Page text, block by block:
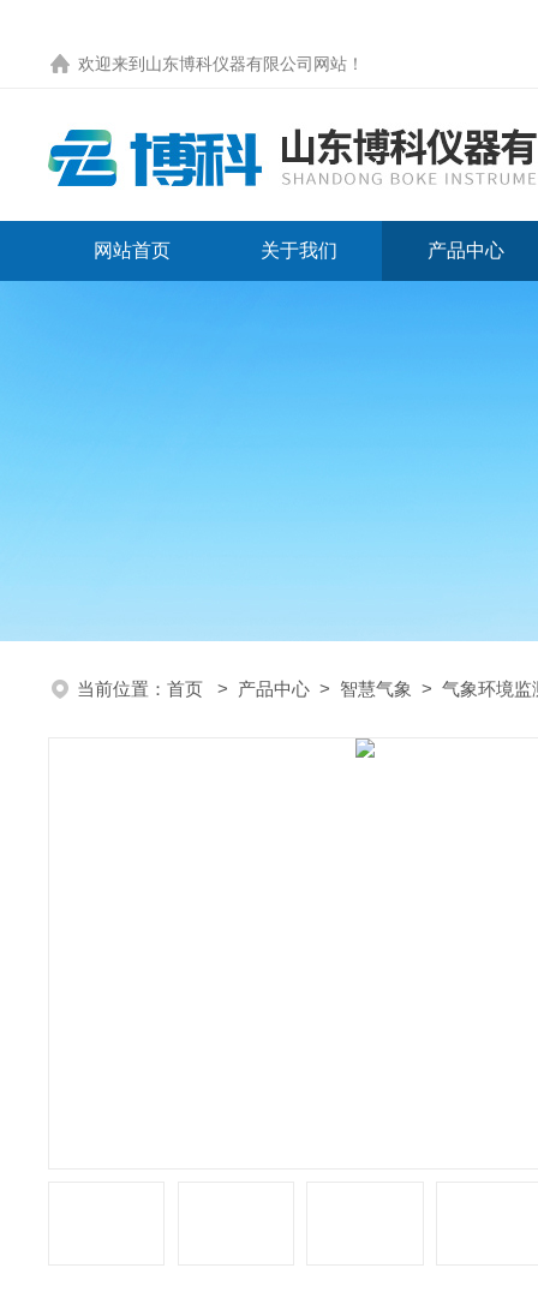
欢迎来到 山东博科仪器有限公司网站 ！
网站首页 关于我们 产品中心
当前位置： 首页 > 产品中心 > 智慧气象 > 气象环境监